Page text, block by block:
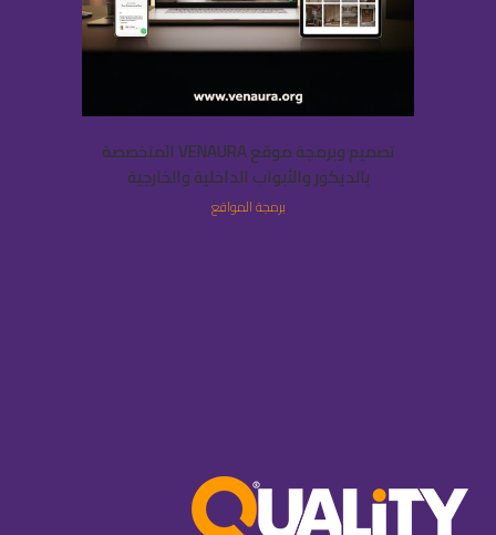
تصميم وبرمجة موقع VENAURA المتخصصة
بالديكور والأبواب الداخلية والخارجية
برمجة المواقع